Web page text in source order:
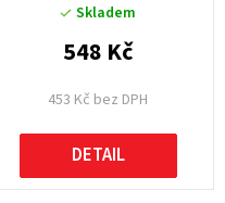
Skladem
453 Kč bez DPH
548 Kč
DETAIL